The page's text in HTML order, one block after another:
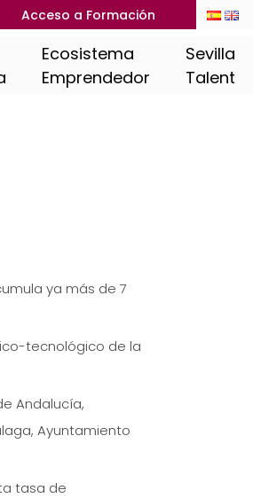
Acceso a Formación
Ecosistema
Emprendedor
Sevilla
Talent
ya más de 7
tecnológico de la
Andalucía,
Ayuntamiento
tasa de